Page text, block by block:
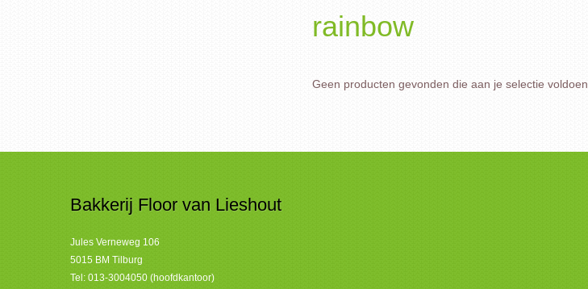
rainbow
Geen producten gevonden die aan je selectie voldoen.
Bakkerij Floor van Lieshout
Jules Verneweg 106
5015 BM Tilburg
Tel: 013-3004050 (hoofdkantoor)